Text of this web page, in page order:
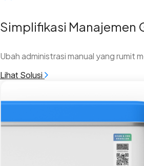
Simplifikasi Manajemen
Ubah administrasi manual yang rumit
Lihat Solusi